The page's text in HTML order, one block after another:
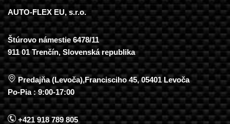
AUTO-FLEX EU, s.r.o.
Štúrovo námestie 6478/11
911 01 Trenčín, Slovenská republika
Predajňa (Levoča),Francisciho 45, 05401 Levoča
Po-Pia : 9:00-17:00
+421 918 789 805